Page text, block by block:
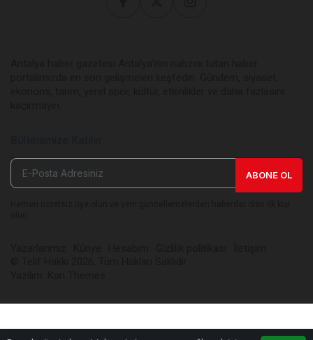
ABONE OL